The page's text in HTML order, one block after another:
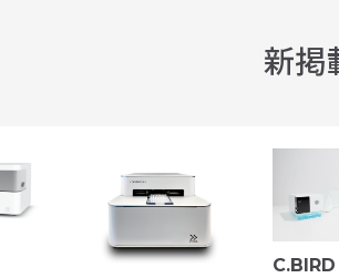
新掲
C.BIRD